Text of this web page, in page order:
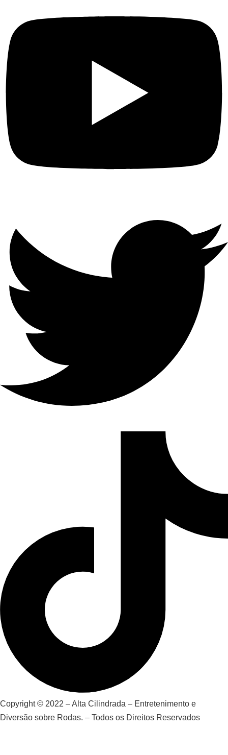
Copyright © 2022 – Alta Cilindrada – Entretenimento e
Diversão sobre Rodas. – Todos os Direitos Reservados